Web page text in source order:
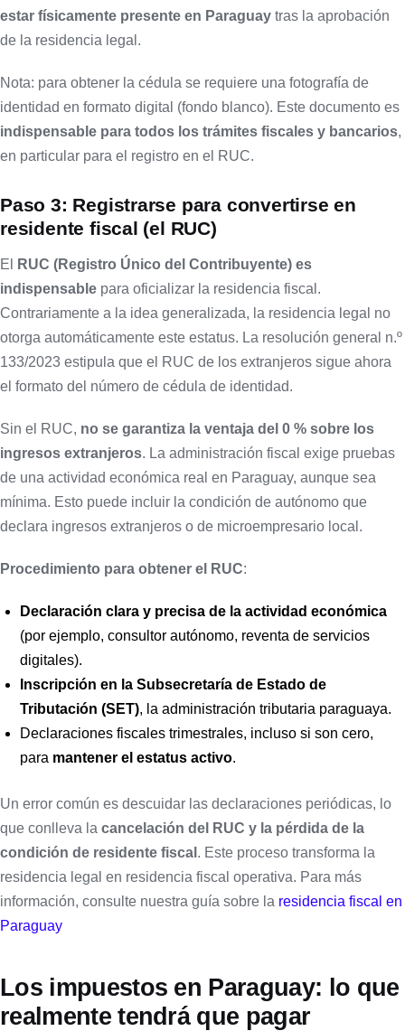
estar físicamente presente en Paraguay tras la aprobación
de la residencia legal.
Nota: para obtener la cédula se requiere una fotografía de
identidad en formato digital (fondo blanco). Este documento es
indispensable para todos los trámites fiscales y bancarios,
en particular para el registro en el RUC.
Paso 3: Registrarse para convertirse en
residente fiscal (el RUC)
El
RUC (Registro Único del Contribuyente) es
indispensable para oficializar la residencia fiscal.
Contrariamente a la idea generalizada, la residencia legal no
otorga automáticamente este estatus. La resolución general n.º
133/2023 estipula que el RUC de los extranjeros sigue ahora
el formato del número de cédula de identidad.
Sin el RUC, no se garantiza la ventaja del 0 % sobre los
ingresos extranjeros. La administración fiscal exige pruebas
de una actividad económica real en Paraguay, aunque sea
mínima. Esto puede incluir la condición de autónomo que
declara ingresos extranjeros o de microempresario local.
Procedimiento para obtener el RUC:
Declaración clara y precisa de la actividad económica
(por ejemplo, consultor autónomo, reventa de servicios
digitales).
Inscripción en la Subsecretaría de Estado de
Tributación (SET), la administración tributaria paraguaya.
Declaraciones fiscales trimestrales, incluso si son cero,
para mantener el estatus activo.
Un error común es descuidar las declaraciones periódicas, lo
que conlleva la cancelación del RUC y la pérdida de la
condición de residente fiscal . Este proceso transforma la
residencia legal en residencia fiscal operativa. Para más
información, consulte nuestra guía sobre la residencia fiscal en
Paraguay
Los impuestos en Paraguay: lo que
realmente tendrá que pagar